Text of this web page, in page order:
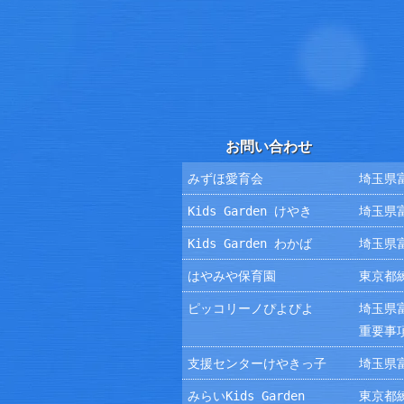
お問い合わせ
みずほ愛育会 埼玉県
Kids Garden けやき 埼玉県
Kids Garden わかば 埼玉県
はやみや保育園 東京都
ピッコリーノぴよぴよ
埼玉県
重要事
支援センターけやきっ子 埼玉県
みらいKids Garden 東京都